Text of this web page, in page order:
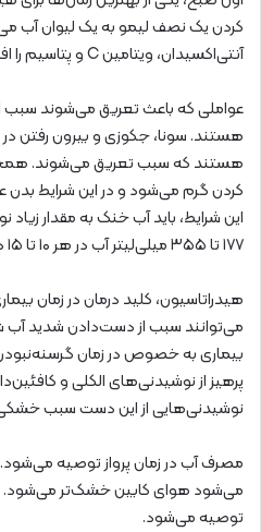
کردن یک نصف لیمو به یک لیوان آب
آنتی‌اکسیدان، ویتامین C و پتاسیم را افزایش دهد.
عواملی که باعث تعریق می‌شوند سبب
هستند. سونا، جکوزی و بیرون رفتن
هستند که سبب تعریق می‌شوند.
کردن گرم می‌شود و در این شرایط بدن
این شرایط، باید آب خنک به مقدار
۱۷۷ تا ۳۵۵ میلی‌لیتر آب در هر ۱۰ تا ۱۵ دقیقه نوشید.
هیدراتاسیون، کلید درمان در زمان
می‌توانند سبب از دست‌دادن شدید آب
بیماری به خصوص در زمان
پرهیز از نوشیدنی‌های الکلی و
نوشیدنی‌هایی از این دست سبب
مصرف آب در زمان پرواز توصیه می‌شود.
می‌شود هوای کابین خشک‌تر می‌شود.
توصیه می‌شود.